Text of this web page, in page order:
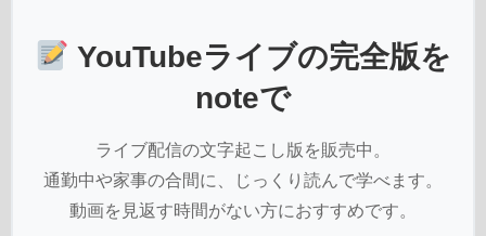
YouTubeライブの完全版を
noteで
ライブ配信の文字起こし版を販売中。
通勤中や家事の合間に、じっくり読んで学べます。
動画を見返す時間がない方におすすめです。